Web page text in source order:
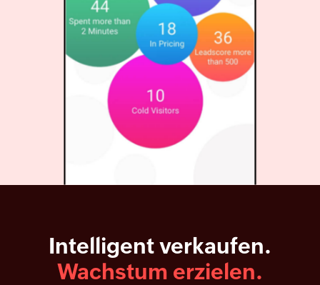
Intelligent verkaufen.
Wachstum erzielen.